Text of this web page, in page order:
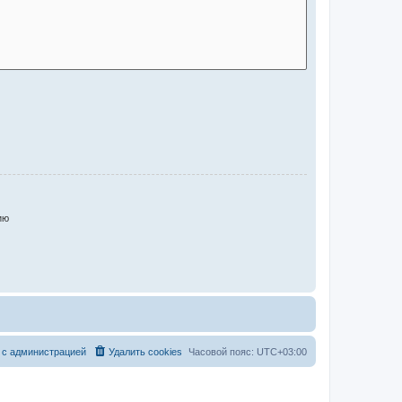
Часовой пояс: UTC+03:00
Удалить cookies
администрацией